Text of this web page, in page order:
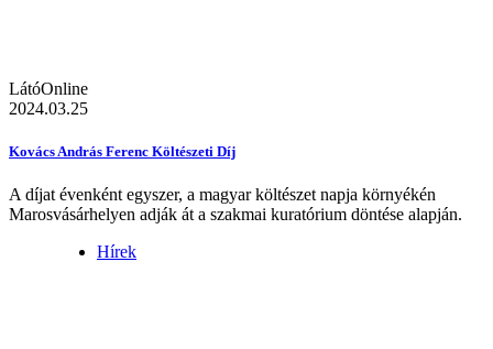
LátóOnline
2024.03.25
Kovács András Ferenc Költészeti Díj
A díjat évenként egyszer, a magyar költészet napja környékén
Marosvásárhelyen adják át a szakmai kuratórium döntése alapján.
Hírek